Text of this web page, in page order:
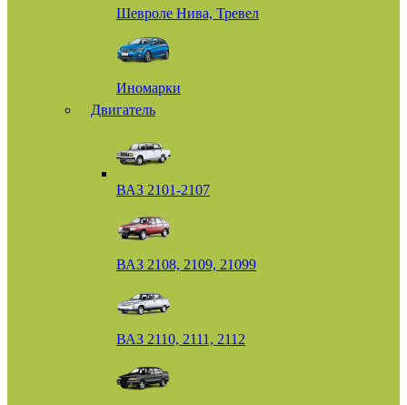
Шевроле Нива, Тревел
Иномарки
Двигатель
ВАЗ 2101-2107
ВАЗ 2108, 2109, 21099
ВАЗ 2110, 2111, 2112